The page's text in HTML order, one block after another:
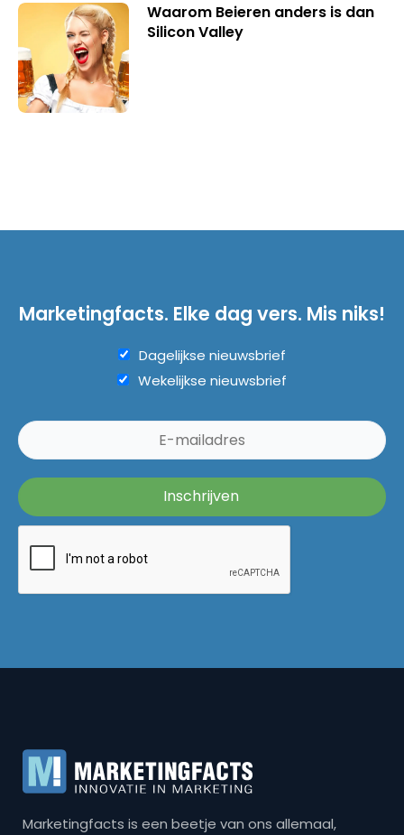
Waarom Beieren anders is dan
Silicon Valley
Marketingfacts. Elke dag vers. Mis niks!
Dagelijkse nieuwsbrief
Wekelijkse nieuwsbrief
Marketingfacts is een beetje van ons allemaal,